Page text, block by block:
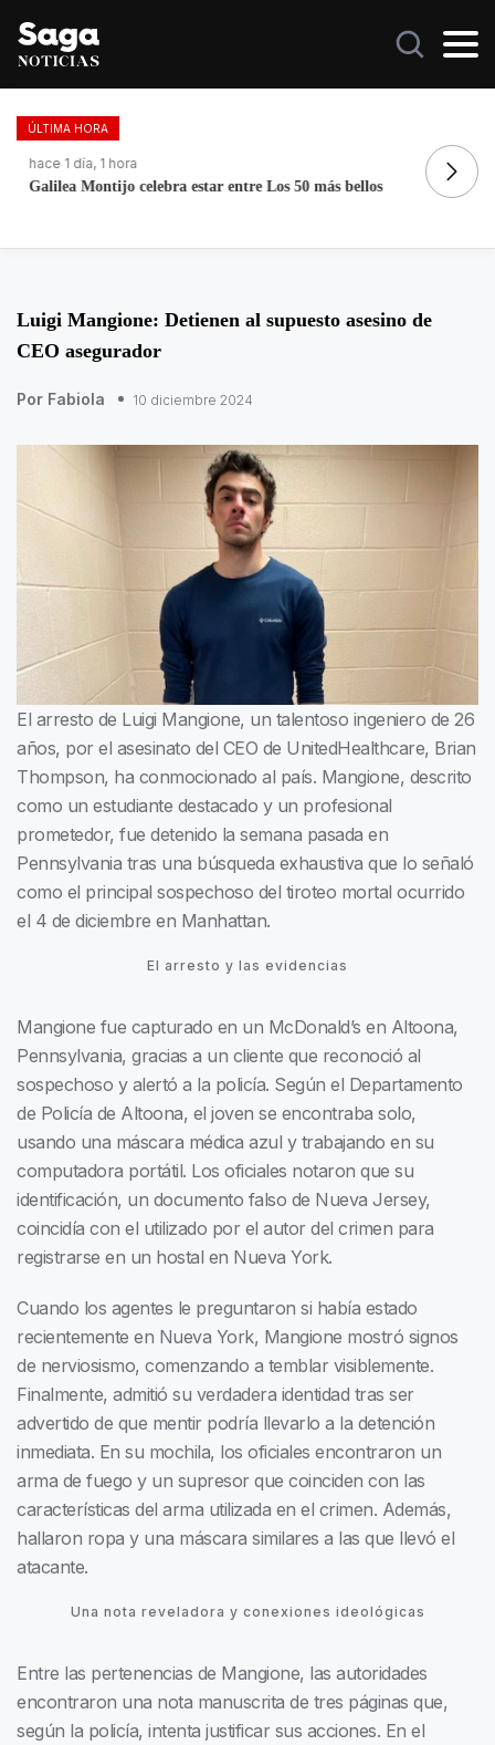
ÚLTIMA HORA
hace 1 día, 1 hora
Galilea Montijo celebra estar entre Los 50 más bellos
Luigi Mangione: Detienen al supuesto asesino de
CEO asegurador
Por Fabiola 10 diciembre 2024
El arresto de Luigi Mangione, un talentoso ingeniero de 26
años, por el asesinato del CEO de UnitedHealthcare, Brian
Thompson, ha conmocionado al país. Mangione, descrito
como un estudiante destacado y un profesional
prometedor, fue detenido la semana pasada en
Pennsylvania tras una búsqueda exhaustiva que lo señaló
como el principal sospechoso del tiroteo mortal ocurrido
el 4 de diciembre en Manhattan.
El arresto y las evidencias
Mangione fue capturado en un McDonald’s en Altoona,
Pennsylvania, gracias a un cliente que reconoció al
sospechoso y alertó a la policía. Según el Departamento
de Policía de Altoona, el joven se encontraba solo,
usando una máscara médica azul y trabajando en su
computadora portátil. Los oficiales notaron que su
identificación, un documento falso de Nueva Jersey,
coincidía con el utilizado por el autor del crimen para
registrarse en un hostal en Nueva York.
Cuando los agentes le preguntaron si había estado
recientemente en Nueva York, Mangione mostró signos
de nerviosismo, comenzando a temblar visiblemente.
Finalmente, admitió su verdadera identidad tras ser
advertido de que mentir podría llevarlo a la detención
inmediata. En su mochila, los oficiales encontraron un
arma de fuego y un supresor que coinciden con las
características del arma utilizada en el crimen. Además,
hallaron ropa y una máscara similares a las que llevó el
atacante.
Una nota reveladora y conexiones ideológicas
Entre las pertenencias de Mangione, las autoridades
encontraron una nota manuscrita de tres páginas que,
según la policía, intenta justificar sus acciones. En el